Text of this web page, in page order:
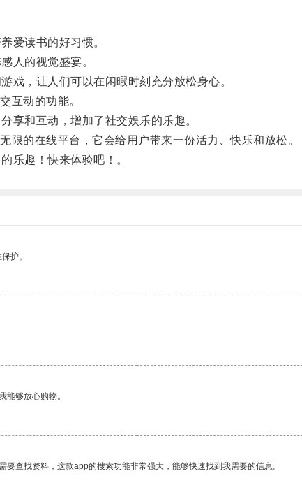
爱读书的好习惯。
人的视觉盛宴。
，让人们可以在闲暇时刻充分放松身心。
动的功能。
和互动，增加了社交娱乐的乐趣。
的在线平台，它会给用户带来一份活力、快乐和放松。
趣！快来体验吧！。
护。
能够放心购物。
查找资料，这款app的搜索功能非常强大，能够快速找到我需要的信息。